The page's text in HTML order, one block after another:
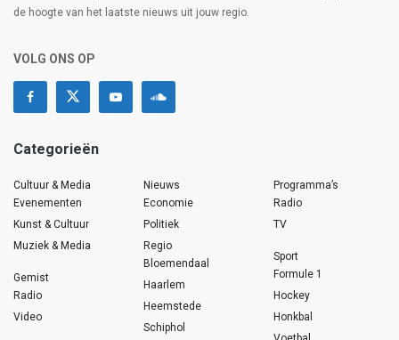
de hoogte van het laatste nieuws uit jouw regio.
VOLG ONS OP
Categorieën
Cultuur & Media
Evenementen
Kunst & Cultuur
Muziek & Media
Gemist
Radio
Video
Nieuws
Economie
Politiek
Regio
Bloemendaal
Haarlem
Heemstede
Schiphol
Programma’s
Radio
TV
Sport
Formule 1
Hockey
Honkbal